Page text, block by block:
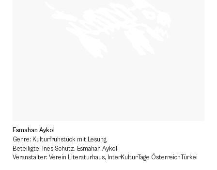
Esmahan Aykol
Genre: Kulturfrühstück mit Lesung
Beteiligte: Ines Schütz, Esmahan Aykol
Veranstalter: Verein Literaturhaus, InterKulturTage ÖsterreichTürkei